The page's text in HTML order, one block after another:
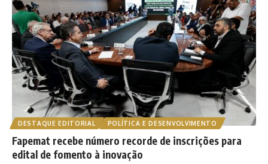
DESTAQUE EDITORIAL POLÍTICA E DESENVOLVIMENTO
Fapemat recebe número recorde de inscrições para
edital de fomento à inovação